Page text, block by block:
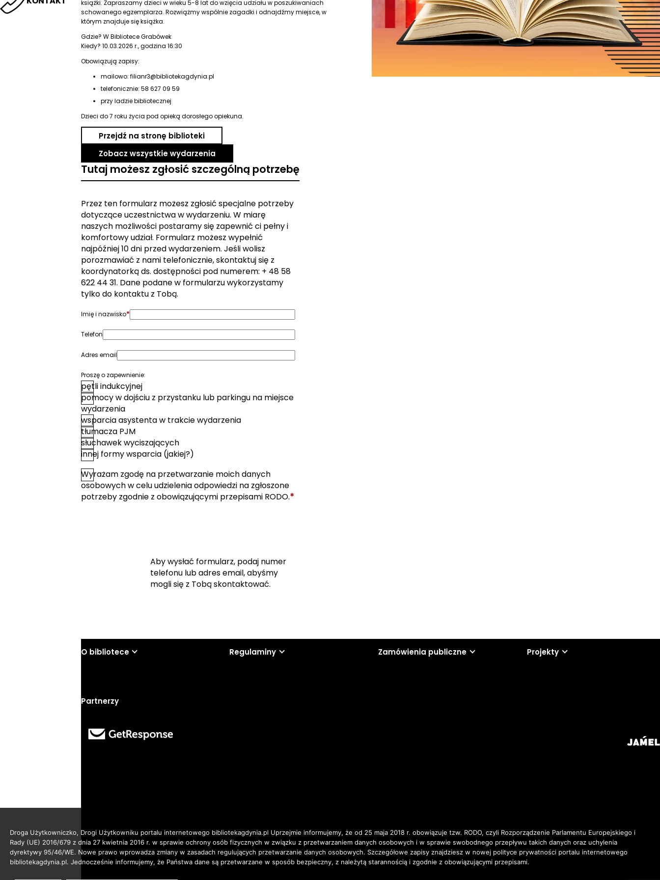
książki. Zapraszamy dzieci w wieku 5-8 lat do wzięcia udziału w poszukiwaniach
schowanego egzemplarza. Rozwiążmy wspólnie zagadki i odnajdźmy miejsce, w
którym znajduje się książka.
Gdzie? W Bibliotece Grabówek
Kiedy? 10.03.2026 r., godzina 16:30
Obowiązują zapisy:
mailowo: filianr3@bibliotekagdynia.pl
telefonicznie: 58 627 09 59
przy ladzie bibliotecznej
Dzieci do 7 roku życia pod opieką dorosłego opiekuna.
Przejdź na stronę biblioteki
Zobacz wszystkie wydarzenia
Tutaj możesz zgłosić szczególną potrzebę
Przez ten formularz możesz zgłosić specjalne potrzeby
dotyczące uczestnictwa w wydarzeniu. W miarę
naszych możliwości postaramy się zapewnić ci pełny i
komfortowy udział. Formularz możesz wypełnić
najpóźniej 10 dni przed wydarzeniem. Jeśli wolisz
porozmawiać z nami telefonicznie, skontaktuj się z
koordynatorką ds. dostępności pod numerem: + 48 58
622 44 31. Dane podane w formularzu wykorzystamy
tylko do kontaktu z Tobą.
Imię i nazwisko*
Telefon
Adres email
Proszę o zapewnienie:
pętli indukcyjnej
pomocy w dojściu z przystanku lub parkingu na miejsce
wydarzenia
wsparcia asystenta w trakcie wydarzenia
tłumacza PJM
słuchawek wyciszających
innej formy wsparcia (jakiej?)
Zgoda*
Wyrażam zgodę na przetwarzanie moich danych
osobowych w celu udzielenia odpowiedzi na zgłoszone
potrzeby zgodnie z obowiązującymi przepisami RODO.*
Aby wysłać formularz, podaj numer
telefonu lub adres email, abyśmy
mogli się z Tobą skontaktować.
O bibliotece Regulaminy Zamówienia publiczne Projekty
Partnerzy
Droga Użytkowniczko, Drogi Użytkowniku portalu internetowego bibliotekagdynia.pl Uprzejmie informujemy, że od 25 maja 2018 r. obowiązuje tzw. RODO, czyli Rozporządzenie Parlamentu Europejskiego i
Rady (UE) 2016/679 z dnia 27 kwietnia 2016 r. w sprawie ochrony osób fizycznych w związku z przetwarzaniem danych osobowych i w sprawie swobodnego przepływu takich danych oraz uchylenia
dyrektywy 95/46/WE. Nowe prawo wprowadza zmiany w zasadach regulujących przetwarzanie danych osobowych. Szczegółowe zapisy znajdziesz w nowej polityce prywatności portalu internetowego
bibliotekagdynia.pl. Jednocześnie informujemy, że Państwa dane są przetwarzane w sposób bezpieczny, z należytą starannością i zgodnie z obowiązującymi przepisami.